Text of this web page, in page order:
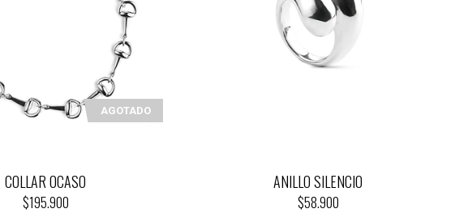
AGOTADO
COLLAR OCASO
$195.900
ANILLO SILENCIO
$58.900